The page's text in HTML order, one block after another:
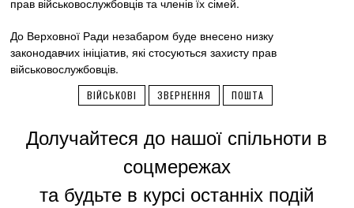
прав військовослужбовців та членів їх сімей.
До Верховної Ради незабаром буде внесено низку
законодавчих ініціатив, які стосуються захисту прав
військовослужбовців.
ВІЙСЬКОВІ ЗВЕРНЕННЯ ПОШТА
Долучайтеся до нашої спільноти в
соцмережах
та будьте в курсі останніх подій